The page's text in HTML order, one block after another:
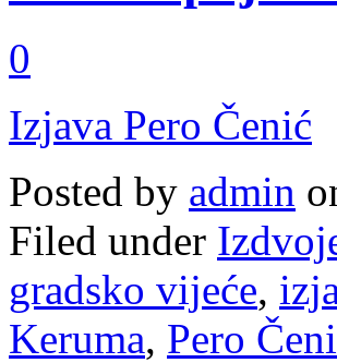
0
Izjava Pero Čenić
Posted by admin
Filed under
gradsko vijeće,
Keruma, Pero